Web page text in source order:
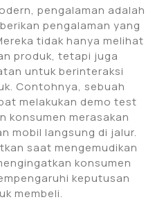
pengalaman adalah
pengalaman yang
tidak hanya melihat
produk, tetapi juga
untuk berinteraksi
Contohnya, sebuah
melakukan demo test
konsumen merasakan
mobil langsung di jalur.
saat mengemudikan
konsumen
keputusan
membeli.